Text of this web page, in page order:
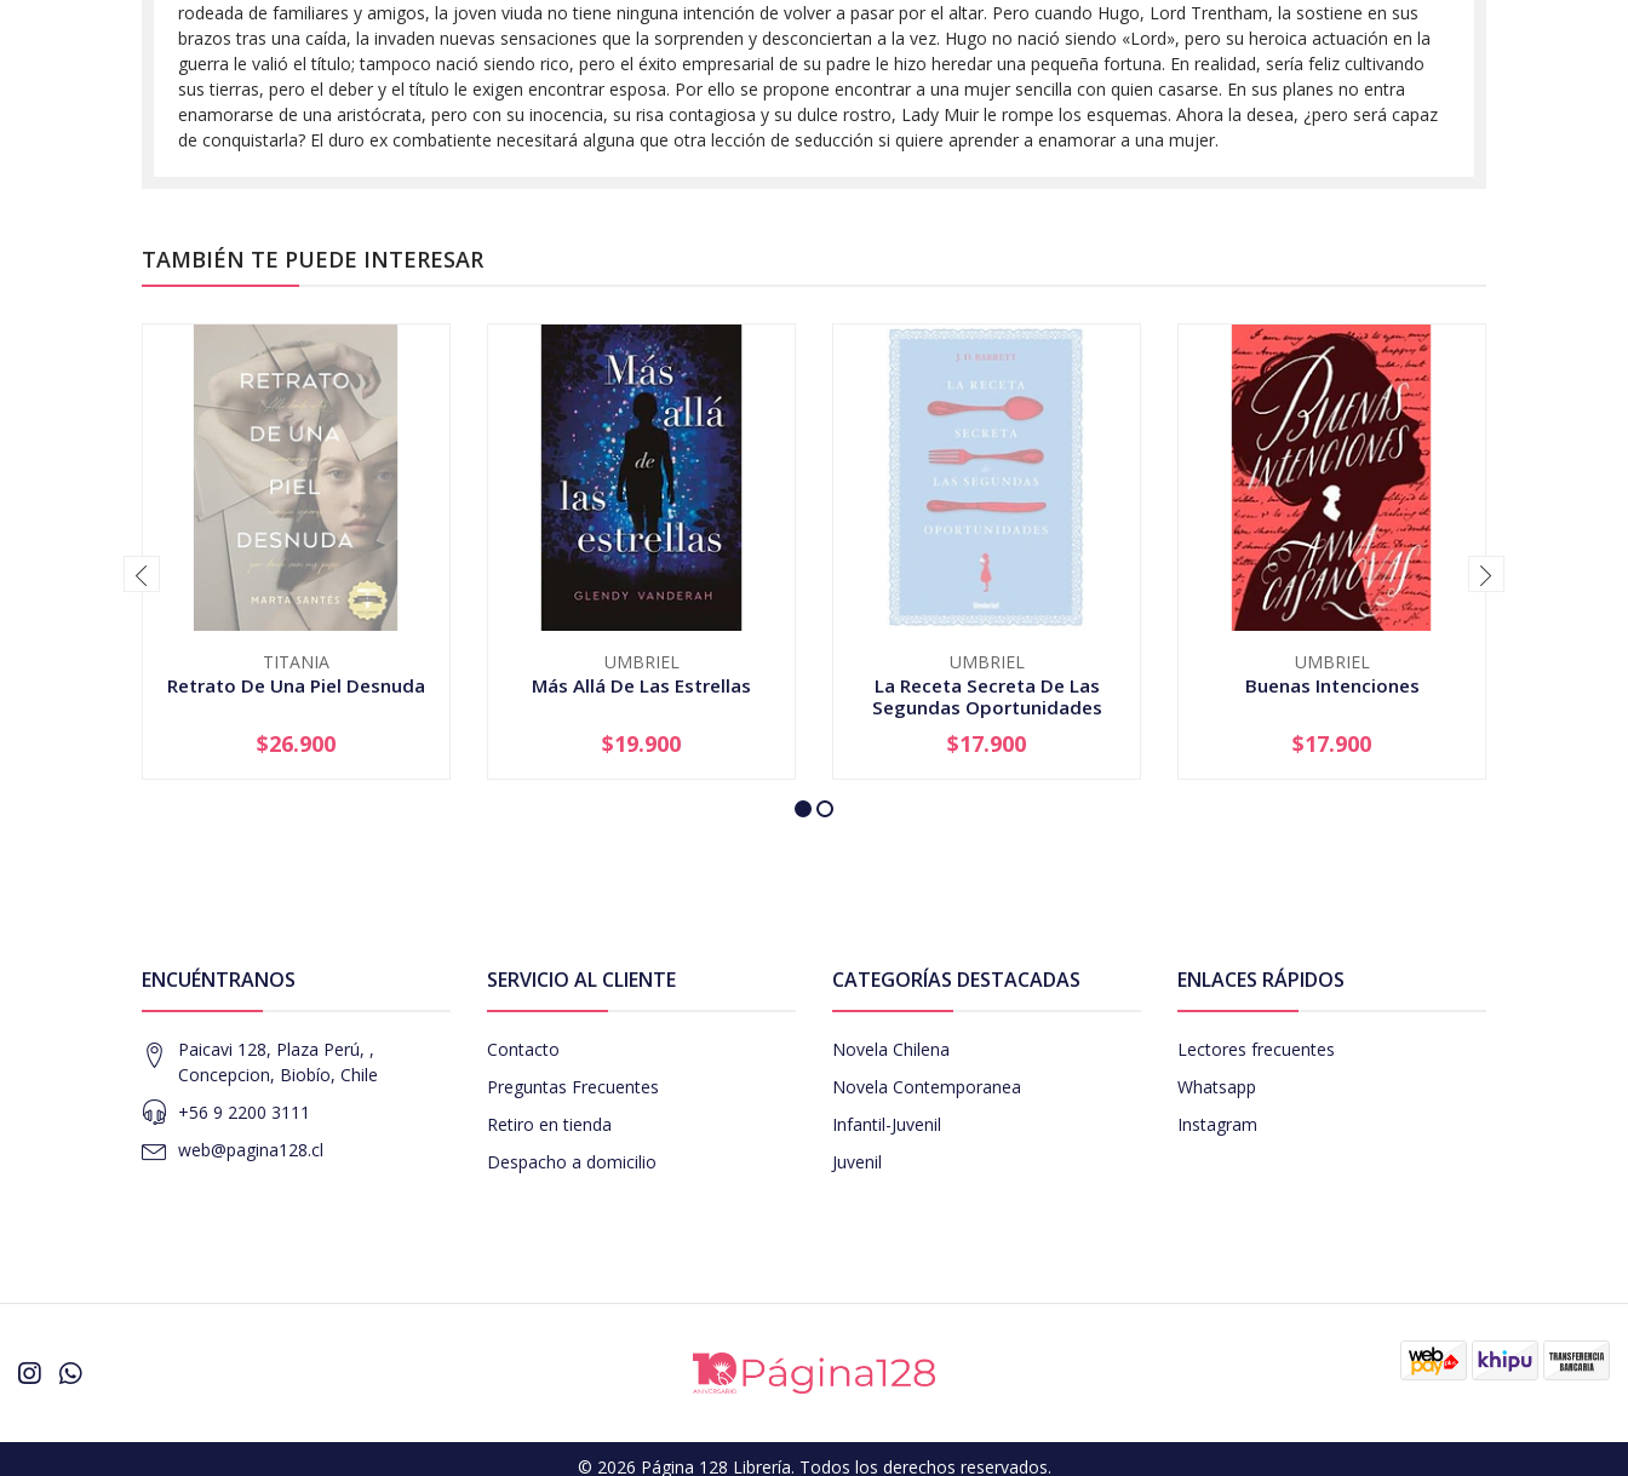
rodeada de familiares y amigos, la joven viuda no tiene ninguna intención de volver a pasar por el altar. Pero cuando Hugo, Lord Trentham, la sostiene en sus
brazos tras una caída, la invaden nuevas sensaciones que la sorprenden y desconciertan a la vez. Hugo no nació siendo «Lord», pero su heroica actuación en la
guerra le valió el título; tampoco nació siendo rico, pero el éxito empresarial de su padre le hizo heredar una pequeña fortuna. En realidad, sería feliz cultivando
sus tierras, pero el deber y el título le exigen encontrar esposa. Por ello se propone encontrar a una mujer sencilla con quien casarse. En sus planes no entra
enamorarse de una aristócrata, pero con su inocencia, su risa contagiosa y su dulce rostro, Lady Muir le rompe los esquemas. Ahora la desea, ¿pero será capaz
de conquistarla? El duro ex combatiente necesitará alguna que otra lección de seducción si quiere aprender a enamorar a una mujer.
TAMBIÉN TE PUEDE INTERESAR
TITANIA
Retrato De Una Piel Desnuda
AGOTADO
$26.900
UMBRIEL
Más Allá De Las Estrellas
+
$19.900
UMBRIEL
La Receta Secreta De Las
Segundas Oportunidades
AGOTADO
$17.900
UMBRIEL
Buenas Intenciones
+
$17.900
ENCUÉNTRANOS
Paicavi 128, Plaza Perú, ,
Concepcion, Biobío, Chile
+56 9 2200 3111
web@pagina128.cl
SERVICIO AL CLIENTE
Contacto
Preguntas Frecuentes
Retiro en tienda
Despacho a domicilio
CATEGORÍAS DESTACADAS
Novela Chilena
Novela Contemporanea
Infantil-Juvenil
Juvenil
ENLACES RÁPIDOS
Lectores frecuentes
Whatsapp
Instagram
© 2026 Página 128 Librería. Todos los derechos reservados.